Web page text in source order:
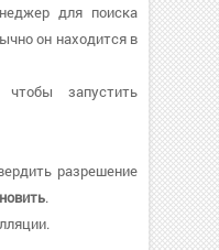
для поиска
он находится в
запустить
разрешение
.